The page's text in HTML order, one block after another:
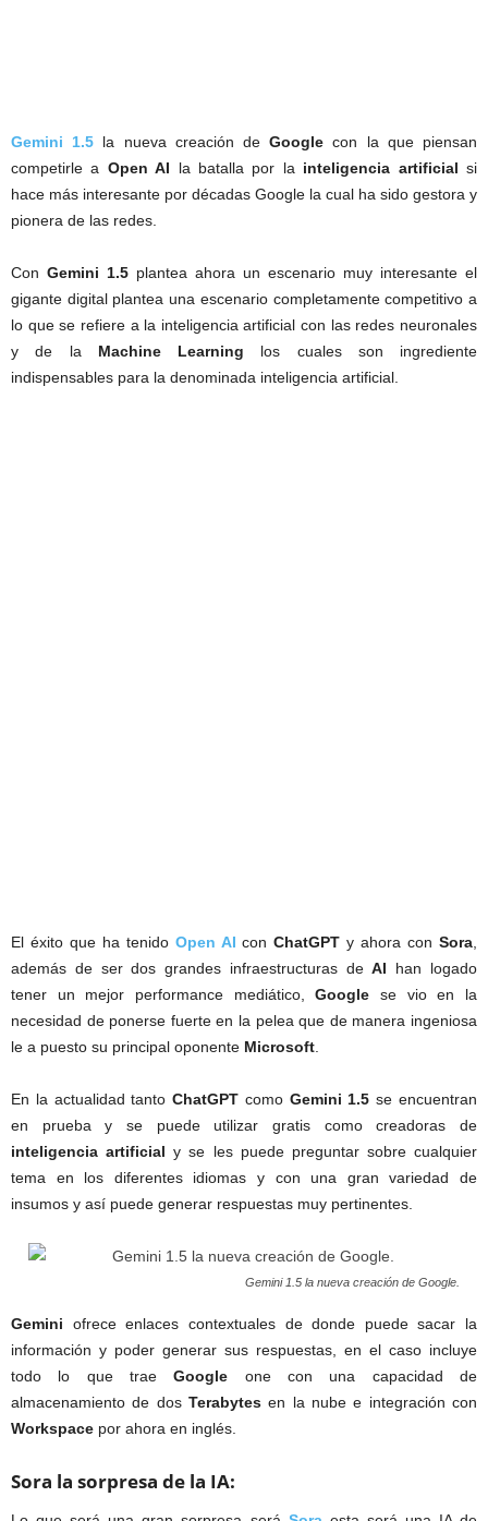
Gemini 1.5 la nueva creación deGoogle con la que piensan
competirle a Open AI la batalla por la inteligencia artificial si
hace más interesante por décadas Google la cual ha sido gestora y
pionera de las redes.
Con Gemini 1.5 plantea ahora un escenario muy interesante el
gigante digital plantea una escenario completamente competitivo a
lo que se refiere a la inteligencia artificial con las redes neuronales
y de la Machine Learning los cuales son ingrediente
indispensables para la denominada inteligencia artificial.
El éxito que ha tenido Open AI conChatGPT y ahora conSora
además de ser dos grandes infraestructuras deAI han logado
tener un mejor performance mediático,Google se vio en la
necesidad de ponerse fuerte en la pelea que de manera ingeniosa
le a puesto su principal oponente Microsoft
En la actualidad tantoChatGPT como Gemini 1.5 se encuentran
en prueba y se puede utilizar gratis como creadoras de
inteligencia artificial y se les puede preguntar sobre cualquier
tema en los diferentes idiomas y con una gran variedad de
insumos y así puede generar respuestas muy pertinentes.
Gemini 1.5 la nueva creación de Google.
Gemini ofrece enlaces contextuales de donde puede sacar la
información y poder generar sus respuestas, en el caso incluye
todo lo que traeGoogle one con una capacidad de
almacenamiento de dos Terabytes en la nube e integración con
Workspace por ahora en inglés.
Sora la sorpresa de la IA: